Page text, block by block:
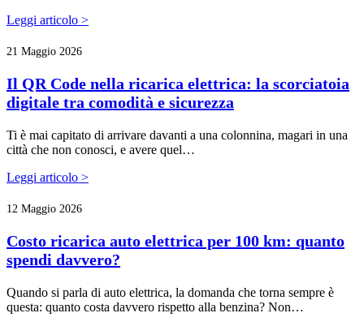
Leggi articolo >
21 Maggio 2026
Il QR Code nella ricarica elettrica: la scorciatoia
digitale tra comodità e sicurezza
Ti è mai capitato di arrivare davanti a una colonnina, magari in una
città che non conosci, e avere quel…
Leggi articolo >
12 Maggio 2026
Costo ricarica auto elettrica per 100 km: quanto
spendi davvero?
Quando si parla di auto elettrica, la domanda che torna sempre è
questa: quanto costa davvero rispetto alla benzina? Non…